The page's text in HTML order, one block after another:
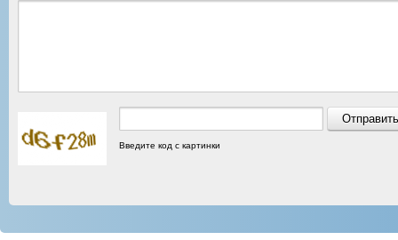
Введите код с картинки